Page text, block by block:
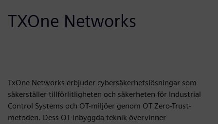
TXOne Networks
TxOne Networks erbjuder cybersäkerhetslösningar som
säkerställer tillförlitligheten och säkerheten för Industrial
Control Systems och OT-miljöer genom OT Zero-Trust-
metoden. Dess OT-inbyggda teknik övervinner